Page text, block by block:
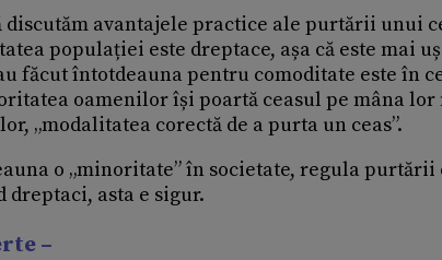
discutăm avantajele practice ale purtării unui
populației este dreptace, așa că este mai
făcut întotdeauna pentru comoditate este în
oamenilor își poartă ceasul pe mâna
„modalitatea corectă de a purta un ceas”.
o „minoritate” în societate, regula purtării
dreptaci, asta e sigur.
–